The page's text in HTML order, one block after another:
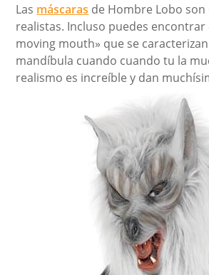
Las máscaras de Hombre Lobo son
realistas. Incluso puedes encontrar
moving mouth» que se
mandíbula cuando cuando tu la
realismo es increíble y dan